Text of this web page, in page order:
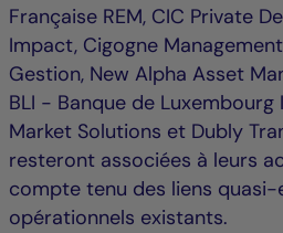
Française REM, CIC Private
Impact, Cigogne
Gestion, New Alpha Asset
BLI - Banque de Luxembourg
Market Solutions et Dubly
resteront associées à leurs
compte tenu des liens
opérationnels existants.